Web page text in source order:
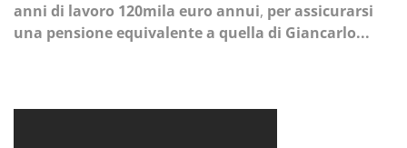
anni di lavoro 120mila euro annui, per assicurarsi
una pensione equivalente a quella di Giancarlo...